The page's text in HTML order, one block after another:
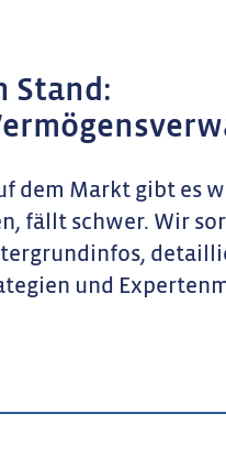
Stand:
dem Markt gibt es
fällt schwer. Wir
und